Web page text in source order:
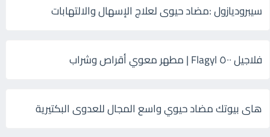
سيبروديازول :مضاد حيوى لعلاج الإسهال والالتهابات
فلاجيل ٥٠٠ Flagyl | مطهر معوي أقراص وشراب
هاى بيوتك مضاد حيوي واسع المجال للعدوى البكتيرية